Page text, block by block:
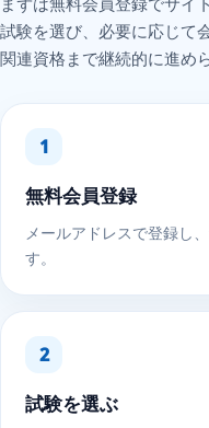
試験を選び、必要に応じて
関連資格まで継続的に進め
無料会員登録
メールアドレスで登録し
す。
試験を選ぶ